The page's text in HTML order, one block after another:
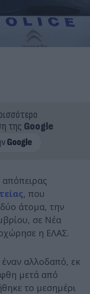
της Google
απόπειρας
, που
άτομα, την
σε Νέα
η ΕΛΑΣ.
έναν αλλοδαπό, εκ
μετά από
το μεσημέρι